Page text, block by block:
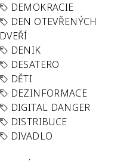
DEMOKRACIE
DEN OTEVŘENÝCH
DVEŘÍ
DENIK
DESATERO
DĚTI
DEZINFORMACE
DIGITAL DANGER
DISTRIBUCE
DIVADLO